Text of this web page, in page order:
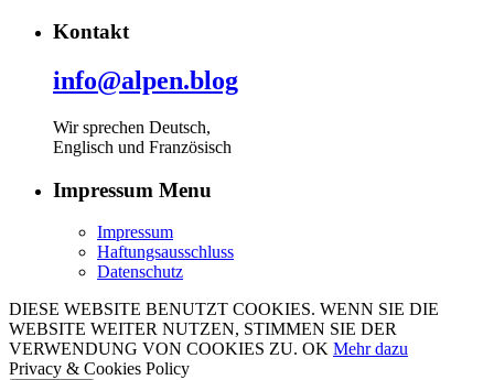
Kontakt
info@alpen.blog
Wir sprechen Deutsch,
Englisch und Französisch
Impressum Menu
Impressum
Haftungsausschluss
Datenschutz
DIESE WEBSITE BENUTZT COOKIES. WENN SIE DIE
WEBSITE WEITER NUTZEN, STIMMEN SIE DER
VERWENDUNG VON COOKIES ZU. OK Mehr dazu
Privacy & Cookies Policy